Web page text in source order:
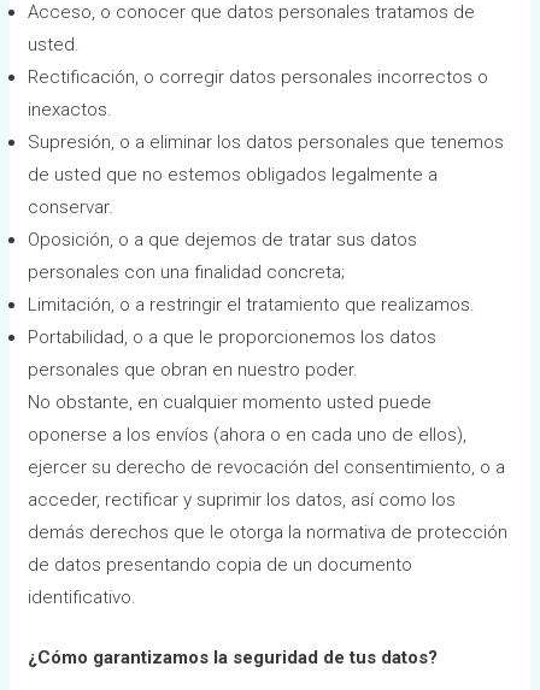
Acceso, o conocer que datos personales tratamos de
usted.
Rectificación, o corregir datos personales incorrectos o
inexactos.
Supresión, o a eliminar los datos personales que tenemos
de usted que no estemos obligados legalmente a
conservar.
Oposición, o a que dejemos de tratar sus datos
personales con una finalidad concreta;
Limitación, o a restringir el tratamiento que realizamos.
Portabilidad, o a que le proporcionemos los datos
personales que obran en nuestro poder.
No obstante, en cualquier momento usted puede
oponerse a los envíos (ahora o en cada uno de ellos),
ejercer su derecho de revocación del consentimiento, o a
acceder, rectificar y suprimir los datos, así como los
demás derechos que le otorga la normativa de protección
de datos presentando copia de un documento
identificativo.
¿Cómo garantizamos la seguridad de tus datos?